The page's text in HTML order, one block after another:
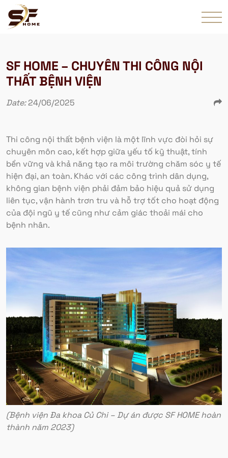
SF HOME – CHUYÊN THI CÔNG NỘI
THẤT BỆNH VIỆN
Date:24/06/2025
Thi công nội thất bệnh viện là một lĩnh vực đòi hỏi sự
chuyên môn cao, kết hợp giữa yếu tố kỹ thuật, tính
bền vững và khả năng tạo ra môi trường chăm sóc y tế
hiện đại, an toàn. Khác với các công trình dân dụng,
không gian bệnh viện phải đảm bảo hiệu quả sử dụng
liên tục, vận hành trơn tru và hỗ trợ tốt cho hoạt động
của đội ngũ y tế cũng như cảm giác thoải mái cho
bệnh nhân.
(Bệnh viện Đa khoa Củ Chi – Dự án được SF HOME hoàn
thành năm 2023)